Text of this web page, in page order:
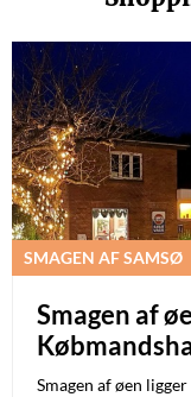
SMAGEN AF SAMSØ
Smagen af
Smagen af øen